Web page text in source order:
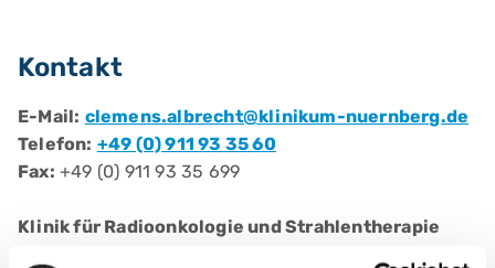
Kontakt
E-Mail: clemens.albrecht@klinikum-nuernberg.de
Telefon: +49 (0) 911 93 35 60
Fax: +49 (0) 911 93 35 699
Klinik für Radioonkologie und Strahlentherapie